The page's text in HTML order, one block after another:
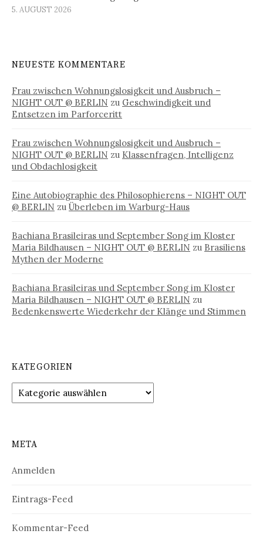
5. AUGUST 2026
NEUESTE KOMMENTARE
Frau zwischen Wohnungslosigkeit und Ausbruch –
NIGHT OUT @ BERLIN zu Geschwindigkeit und
Entsetzen im Parforceritt
Frau zwischen Wohnungslosigkeit und Ausbruch –
NIGHT OUT @ BERLIN zu Klassenfragen, Intelligenz
und Obdachlosigkeit
Eine Autobiographie des Philosophierens – NIGHT OUT
@ BERLIN zu Überleben im Warburg-Haus
Bachiana Brasileiras und September Song im Kloster
Maria Bildhausen – NIGHT OUT @ BERLIN zu Brasiliens
Mythen der Moderne
Bachiana Brasileiras und September Song im Kloster
Maria Bildhausen – NIGHT OUT @ BERLIN zu
Bedenkenswerte Wiederkehr der Klänge und Stimmen
KATEGORIEN
Kategorien
META
Anmelden
Eintrags-Feed
Kommentar-Feed